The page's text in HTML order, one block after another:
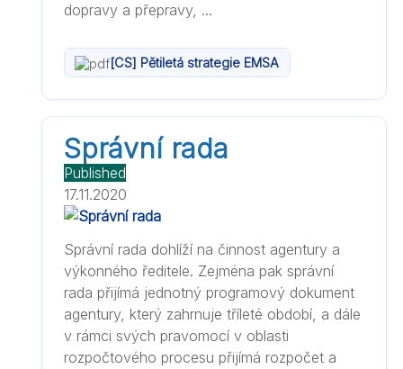
dopravy a přepravy, ...
[CS] Pětiletá strategie EMSA
Správní rada
Published
17.11.2020
Správní rada dohlíží na činnost agentury a
výkonného ředitele. Zejména pak správní
rada přijímá jednotný programový dokument
agentury, který zahrnuje tříleté období, a dále
v rámci svých pravomocí v oblasti
rozpočtového procesu přijímá rozpočet a